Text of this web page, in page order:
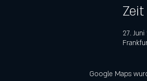
27.
Google Maps